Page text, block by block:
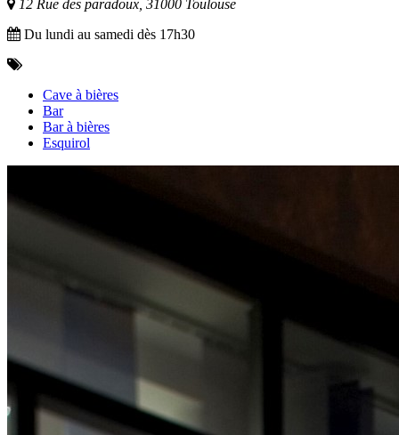
12 Rue des paradoux, 31000 Toulouse
Du lundi au samedi dès 17h30
Cave à bières
Bar
Bar à bières
Esquirol